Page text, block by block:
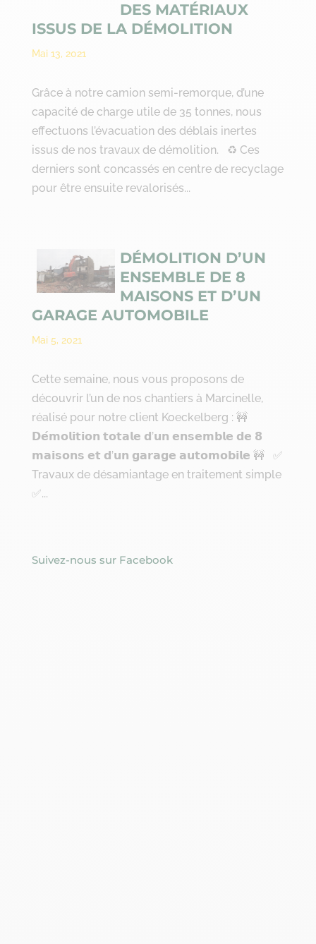
DES MATÉRIAUX
ISSUS DE LA DÉMOLITION
Mai 13, 2021
Grâce à notre camion semi-remorque, d’une
capacité de charge utile de 35 tonnes, nous
effectuons l’évacuation des déblais inertes
issus de nos travaux de démolition. ♻ Ces
derniers sont concassés en centre de recyclage
pour être ensuite revalorisés...
DÉMOLITION D’UN
ENSEMBLE DE 8
MAISONS ET D’UN
GARAGE AUTOMOBILE
Mai 5, 2021
Cette semaine, nous vous proposons de
découvrir l’un de nos chantiers à Marcinelle,
réalisé pour notre client Koeckelberg : 🚧
𝗗𝗲́𝗺𝗼𝗹𝗶𝘁𝗶𝗼𝗻 𝘁𝗼𝘁𝗮𝗹𝗲 𝗱’𝘂𝗻 𝗲𝗻𝘀𝗲𝗺𝗯𝗹𝗲 𝗱𝗲 𝟴
𝗺𝗮𝗶𝘀𝗼𝗻𝘀 𝗲𝘁 𝗱’𝘂𝗻 𝗴𝗮𝗿𝗮𝗴𝗲 𝗮𝘂𝘁𝗼𝗺𝗼𝗯𝗶𝗹𝗲 🚧 ✅
Travaux de désamiantage en traitement simple
✅...
Suivez-nous sur Facebook